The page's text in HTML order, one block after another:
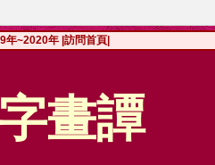
年~2020年 |訪問首頁|
畫譚